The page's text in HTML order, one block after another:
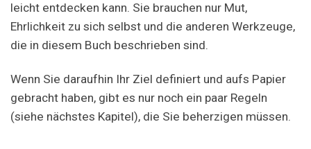
leicht entdecken kann. Sie brauchen nur Mut,
Ehrlichkeit zu sich selbst und die anderen Werkzeuge,
die in diesem Buch beschrieben sind.
Wenn Sie daraufhin Ihr Ziel definiert und aufs Papier
gebracht haben, gibt es nur noch ein paar Regeln
(siehe nächstes Kapitel), die Sie beherzigen müssen.